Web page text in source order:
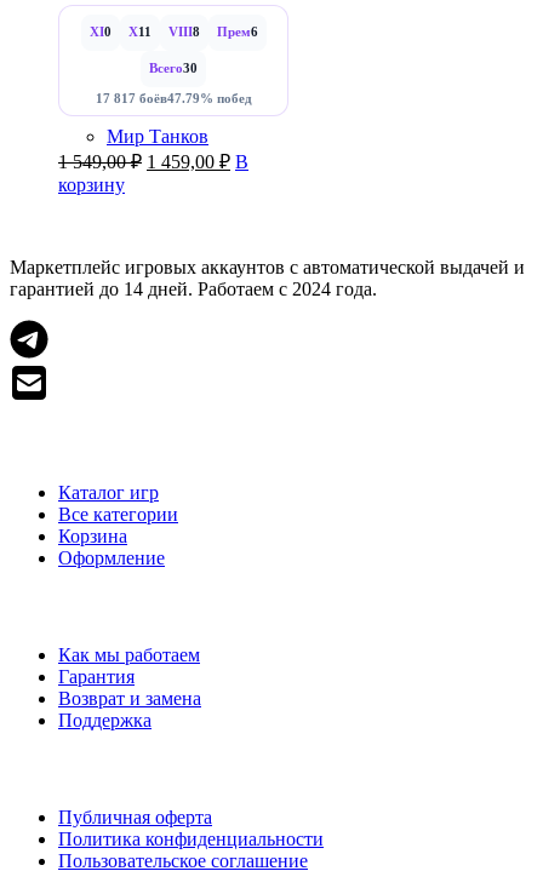
XI0 X11 VIII8 Прем6
Всего30
17 817 боёв47.79% побед
Мир Танков
1 549,00₽ Первоначальная
1 459,00 ₽Текущая
В
корзину
Маркетплейс игровых аккаунтов с автоматической выдачей и
гарантией до 14 дней. Работаем с 2024 года.
Каталог игр
Все категории
Корзина
Оформление
Как мы работаем
Гарантия
Возврат и замена
Поддержка
Публичная оферта
Политика конфиденциальности
Пользовательское соглашение